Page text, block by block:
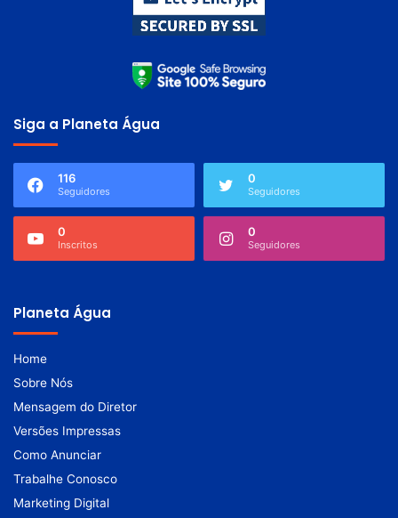
Siga a Planeta Água
116
Seguidores
0
Seguidores
0
Inscritos
0
Seguidores
Planeta Água
Home
Sobre Nós
Mensagem do Diretor
Versões Impressas
Como Anunciar
Trabalhe Conosco
Marketing Digital